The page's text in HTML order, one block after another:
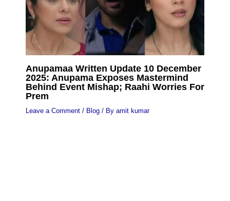
Anupamaa Written Update 10 December
2025: Anupama Exposes Mastermind
Behind Event Mishap; Raahi Worries For
Prem
Leave a Comment / Blog/ By amit kumar